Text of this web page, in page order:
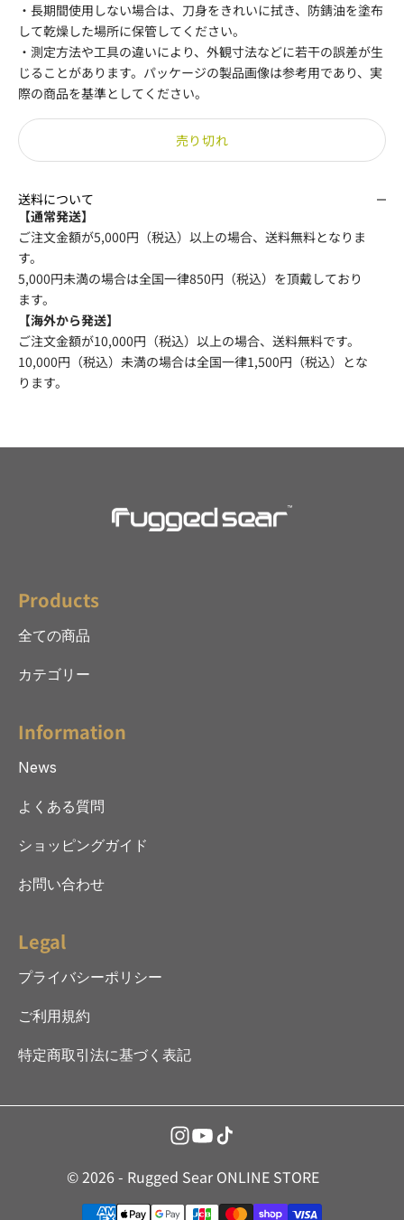
・長期間使用しない場合は、刀身をきれいに拭き、防錆油を塗布
して乾燥した場所に保管してください。
・測定方法や工具の違いにより、外観寸法などに若干の誤差が生
じることがあります。パッケージの製品画像は参考用であり、実
際の商品を基準としてください。
売り切れ
送料について
【通常発送】
ご注文金額が5,000円（税込）以上の場合、送料無料となりま
す。
5,000円未満の場合は全国一律850円（税込）を頂戴しており
ます。
【海外から発送】
ご注文金額が10,000円（税込）以上の場合、送料無料です。
10,000円（税込）未満の場合は全国一律1,500円（税込）とな
ります。
Products
全ての商品
カテゴリー
Information
News
よくある質問
ショッピングガイド
お問い合わせ
Legal
プライバシーポリシー
ご利用規約
特定商取引法に基づく表記
© 2026 - Rugged Sear ONLINE STORE